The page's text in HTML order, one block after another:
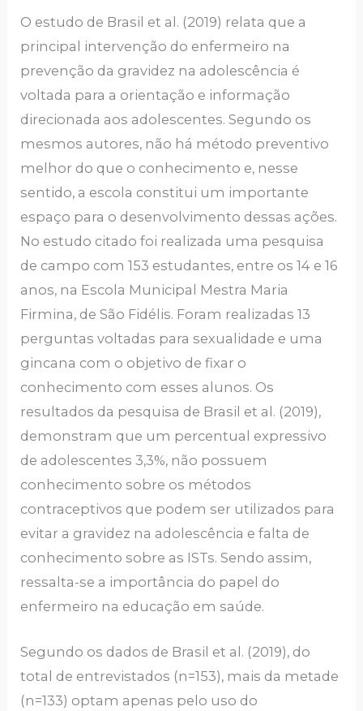
O estudo de Brasil et al. (2019) relata que a
principal intervenção do enfermeiro na
prevenção da gravidez na adolescência é
voltada para a orientação e informação
direcionada aos adolescentes. Segundo os
mesmos autores, não há método preventivo
melhor do que o conhecimento e, nesse
sentido, a escola constitui um importante
espaço para o desenvolvimento dessas ações.
No estudo citado foi realizada uma pesquisa
de campo com 153 estudantes, entre os 14 e 16
anos, na Escola Municipal Mestra Maria
Firmina, de São Fidélis. Foram realizadas 13
perguntas voltadas para sexualidade e uma
gincana com o objetivo de fixar o
conhecimento com esses alunos. Os
resultados da pesquisa de Brasil et al. (2019),
demonstram que um percentual expressivo
de adolescentes 3,3%, não possuem
conhecimento sobre os métodos
contraceptivos que podem ser utilizados para
evitar a gravidez na adolescência e falta de
conhecimento sobre as ISTs. Sendo assim,
ressalta-se a importância do papel do
enfermeiro na educação em saúde.
Segundo os dados de Brasil et al. (2019), do
total de entrevistados (n=153), mais da metade
(n=133) optam apenas pelo uso do